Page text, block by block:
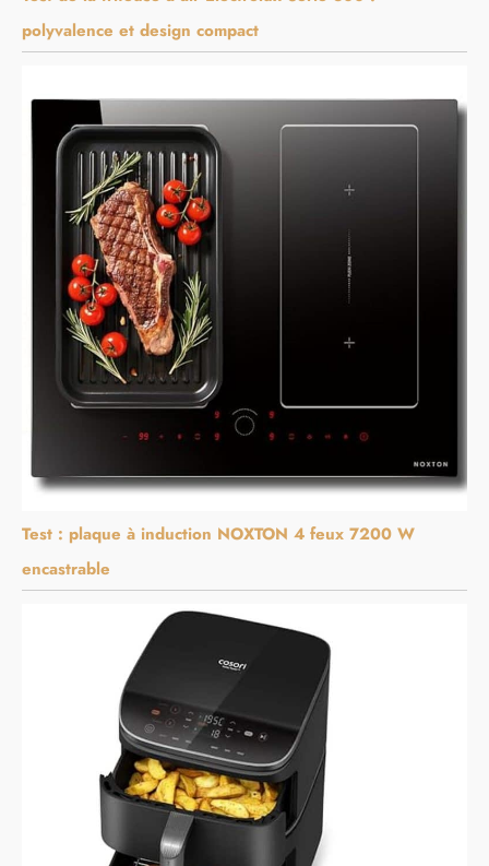
polyvalence et design compact
Test : plaque à induction NOXTON 4 feux 7200 W
encastrable